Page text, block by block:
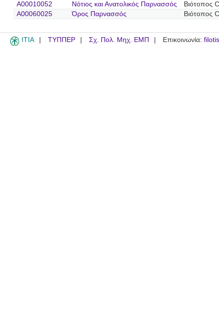
A00010052
Νότιος και Ανατολικός Παρνασσός
Βιότοπος
A00060025
Όρος Παρνασσός Βιότοπος
ITIA ΤΥΠΠΕΡ Σχ. Πολ. Μηχ. ΕΜΠ Επικοινωνία: